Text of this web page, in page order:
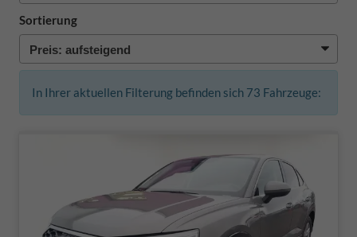
Sortierung
In Ihrer aktuellen Filterung befinden sich 73 Fahrzeuge: